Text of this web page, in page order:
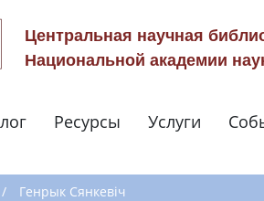
Центральная научная
Национальной академии
Ресурсы Услуги
/ Генрык Сянкевіч